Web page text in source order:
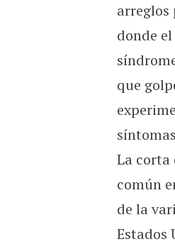
arreglos
donde
que
La corta
común
de la
Estados